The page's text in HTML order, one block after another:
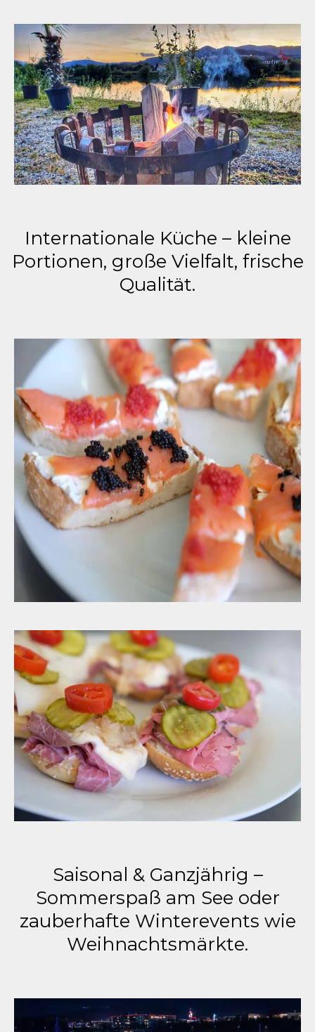
Internationale Küche – kleine
Portionen, große Vielfalt, frische
Qualität.
Saisonal & Ganzjährig –
Sommerspaß am See oder
zauberhafte Winterevents wie
Weihnachtsmärkte.